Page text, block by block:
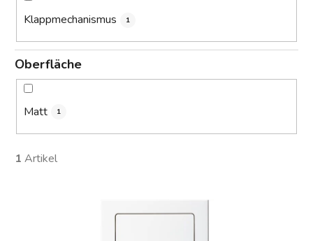
Klappmechanismus 1
Oberfläche
Matt 1
1 Artikel